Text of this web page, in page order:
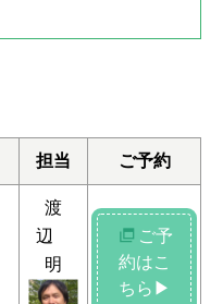
担当 ご予約
渡
辺
明
ご予
約はこ
ちら▶